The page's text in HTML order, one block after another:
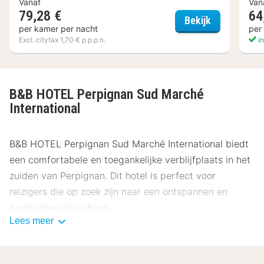
79,28 €
per kamer per nacht
Excl. citytax 1,70 € p.p.p.n.
Bekijk ibis
per
B&B HOTEL Perpignan Sud Marché
International
B&B HOTEL Perpignan Sud Marché International biedt
een comfortabele en toegankelijke verblijfplaats in het
zuiden van Perpignan. Dit hotel is perfect voor
reizigers die op zoek zijn naar een ontspannen en
praktische uitvalsbasis.
Lees meer